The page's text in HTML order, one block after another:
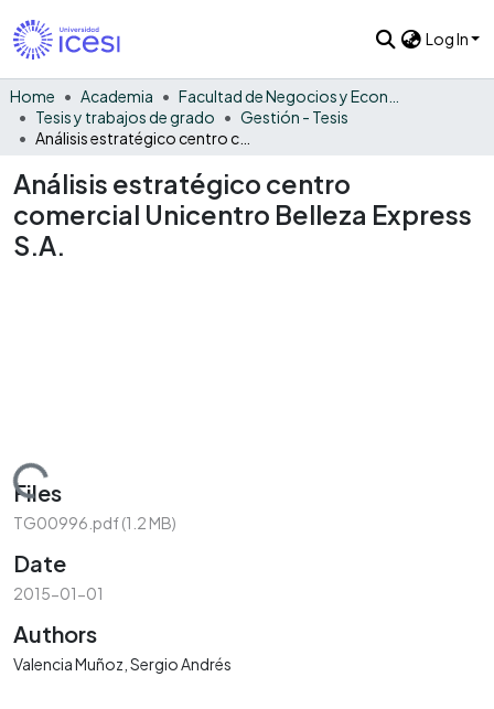
Log In
Home Academia
Tesis y trabajos de grado
Gestión - Tesis
Análisis estratégico centro
comercial Unicentro Belleza Express
S.A.
Loading...
Files
TG00996.pdf(1.2 MB)
Date
2015-01-01
Authors
Valencia Muñoz, Sergio Andrés